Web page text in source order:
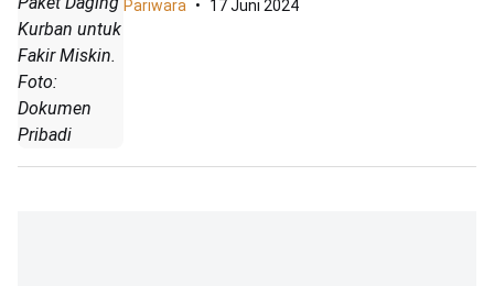
Kurban untuk
Fakir Miskin.
Foto:
Dokumen
Pribadi
Pariwara 17 Juni 2024